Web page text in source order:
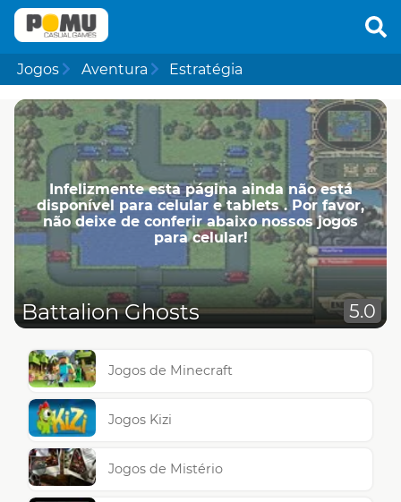
Jogos Aventura Estratégia
Infelizmente esta página ainda não está
disponível para celular e tablets . Por favor,
não deixe de conferir abaixo nossos jogos
para celular!
Battalion Ghosts 5.0
Jogos de Minecraft
Jogos Kizi
Jogos de Mistério